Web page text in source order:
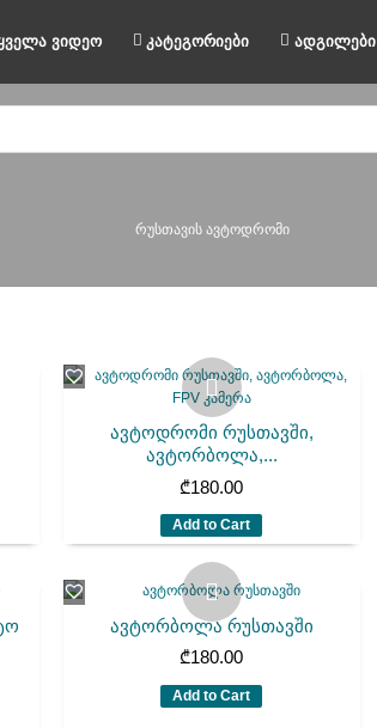
ვიდეო კატეგორიები ადგილები
რუსთავის ავტოდრომი
ავტოდრომი რუსთავში,
ავტორბოლა,...
₾180.00
Add to Cart
ავტორბოლა რუსთავში
₾180.00
Add to Cart